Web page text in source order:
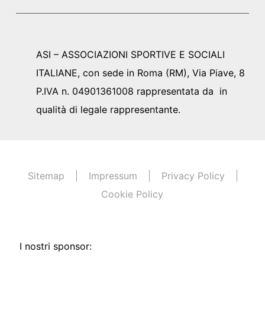
ASI – ASSOCIAZIONI SPORTIVE E SOCIALI
ITALIANE, con sede in Roma (RM), Via Piave, 8
P.IVA n. 04901361008 rappresentata da in
qualità di legale rappresentante.
Sitemap Impressum
Privacy Policy
Cookie Policy
I nostri sponsor: